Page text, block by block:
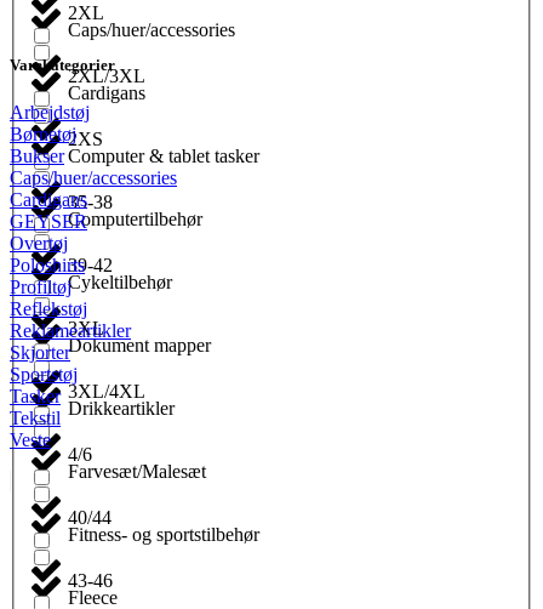
Caps/huer/accessories
Cardigans
Computer & tablet tasker
Computertilbehør
Cykeltilbehør
Dokument mapper
Drikkeartikler
Farvesæt/Malesæt
Fitness- og sportstilbehør
Fleece
2XL
2XL/3XL
2XS
35-38
39-42
3XL
3XL/4XL
4/6
40/44
43-46
Varekategorier
Arbejdstøj
Børnetøj
Bukser
Caps/huer/accessories
Cardigans
GEYSER
Overtøj
Poloshirts
Profiltøj
Reflekstøj
Reklameartikler
Skjorter
Sportstøj
Tasker
Tekstil
Veste